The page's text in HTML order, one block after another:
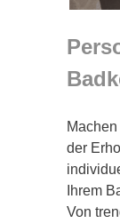
der
Ihrem
Von